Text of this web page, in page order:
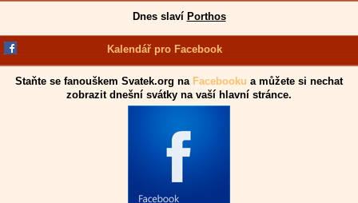
Dnes slaví Porthos
Kalendář pro Facebook
Staňte se fanouškem Svatek.org na Facebooku a můžete si nechat
zobrazit dnešní svátky na vaší hlavní stránce.